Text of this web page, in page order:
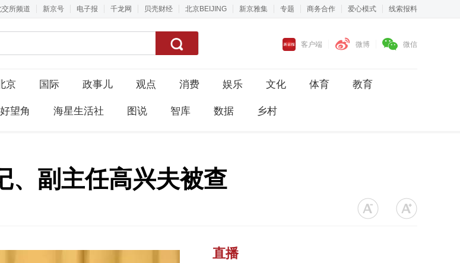
交所频道 新京号 电子报 千龙网 贝壳财经 北京BEIJING 新京雅集 专题 商务合作 爱心模式 线索报料
客户端 微博 微信
京 国际 政事儿 观点 消费 娱乐 文化 体育 教育
望角 海星生活社 图说 智库 数据 乡村
、副主任高兴夫被查
直播